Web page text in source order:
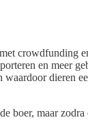
en meer
dieren
maar